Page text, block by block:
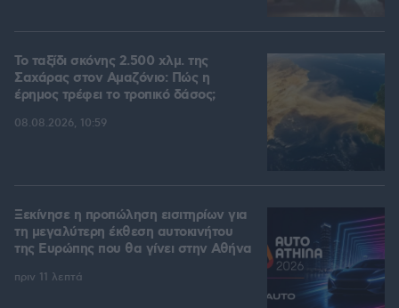
Το ταξίδι σκόνης 2.500 χλμ. της
Σαχάρας στον Αμαζόνιο: Πώς η
έρημος τρέφει το τροπικό δάσος;
08.08.2026, 10:59
Ξεκίνησε η προπώληση εισιτηρίων για
τη μεγαλύτερη έκθεση αυτοκινήτου
της Ευρώπης που θα γίνει στην Αθήνα
πριν 11 λεπτά